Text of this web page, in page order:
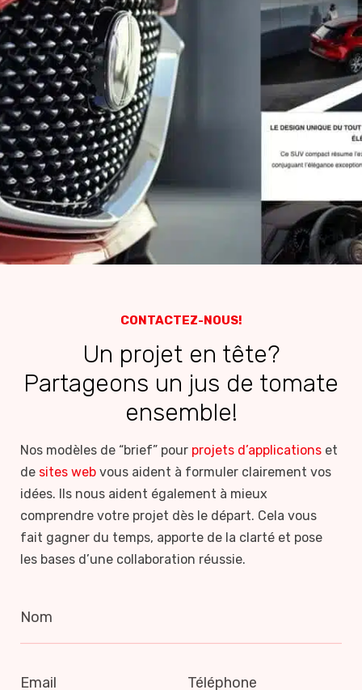
CONTACTEZ-NOUS!
Un projet en tête?
Partageons un jus de tomate
ensemble!
Nos modèles de “brief” pour projets d’applications et
de sites web vous aident à formuler clairement vos
idées. Ils nous aident également à mieux
comprendre votre projet dès le départ. Cela vous
fait gagner du temps, apporte de la clarté et pose
les bases d’une collaboration réussie.
Nom
Email Téléphone